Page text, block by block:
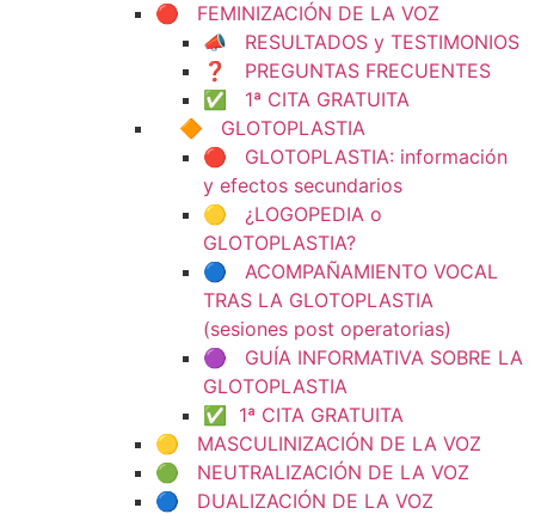
🔴 FEMINIZACIÓN DE LA VOZ
📣 RESULTADOS y TESTIMONIOS
❓ PREGUNTAS FRECUENTES
✅ 1ª CITA GRATUITA
🔶 GLOTOPLASTIA
🔴 GLOTOPLASTIA: información
y efectos secundarios
🟡 ¿LOGOPEDIA o
GLOTOPLASTIA?
🔵 ACOMPAÑAMIENTO VOCAL
TRAS LA GLOTOPLASTIA
(sesiones post operatorias)
🟣 GUÍA INFORMATIVA SOBRE LA
GLOTOPLASTIA
✅ 1ª CITA GRATUITA
🟡 MASCULINIZACIÓN DE LA VOZ
🟢 NEUTRALIZACIÓN DE LA VOZ
🔵 DUALIZACIÓN DE LA VOZ